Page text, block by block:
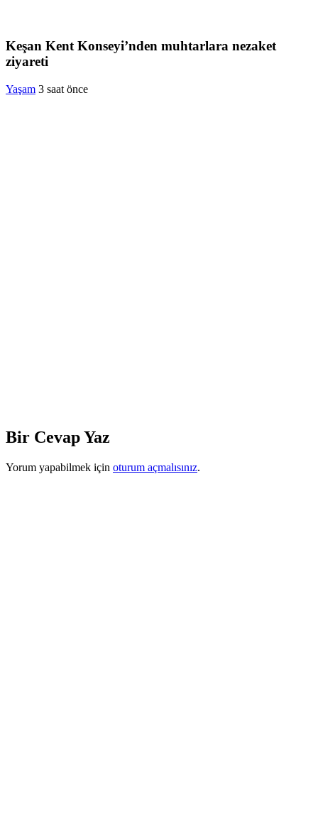
Keşan Kent Konseyi’nden muhtarlara nezaket
ziyareti
Yaşam 3 saat önce
Bir Cevap Yaz
Yorum yapabilmek için oturum açmalısınız.